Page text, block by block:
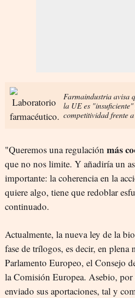
Farmaindustria avisa
la UE es
competitividad frente
"Queremos una regulación más
que no nos limite. Y añadiría un
importante: la coherencia en la
quiere algo, tiene que redoblar
continuado.
Actualmente, la nueva ley de la
fase de trílogos, es decir, en plena
Parlamento Europeo, el Consejo
la Comisión Europea. Asebio, por
enviado sus aportaciones, tal y